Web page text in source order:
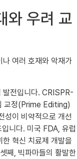
와 우려 교
여러 호재와 악재가
발전입니다. CRISPR-
교정(Prime Editing)
성이 비약적으로 개선
니다. 미국 FDA, 유럽
혁신 치료제 개발을
째, 빅파마들의 활발한